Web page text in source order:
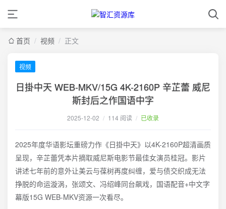
首页 / 视频 / 正文
视频
日掛中天 WEB-MKV/15G 4K-2160P 辛芷蕾 威尼
斯封后之作国语中字
2025-12-02 / 114 阅读 / 已收录
2025年度华语影坛重磅力作《日掛中天》以4K-2160P超清画质
呈现，辛芷蕾凭本片摘取威尼斯电影节最佳女演员桂冠。影片
讲述七年前的意外让美云与葆树再度纠缠，爱与债交织成无法
挣脱的命运漩涡，张颂文、冯绍峰同台飙戏，国语配音+中文字
幕版15G WEB-MKV资源一次看尽。